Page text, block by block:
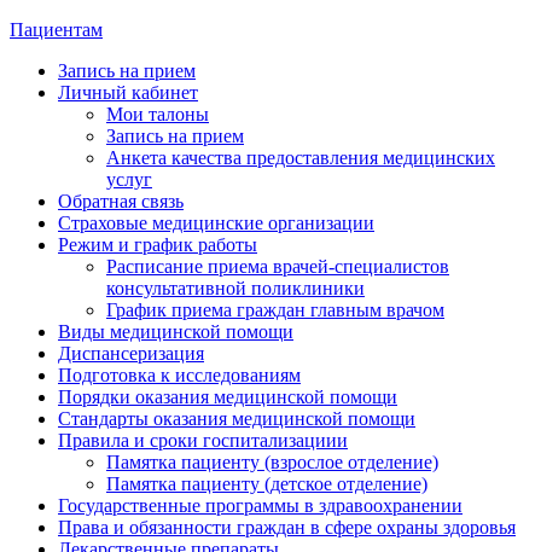
Пациентам
Запись на прием
Личный кабинет
Мои талоны
Запись на прием
Анкета качества предоставления медицинских
услуг
Обратная связь
Страховые медицинские организации
Режим и график работы
Расписание приема врачей-специалистов
консультативной поликлиники
График приема граждан главным врачом
Виды медицинской помощи
Диспансеризация
Подготовка к исследованиям
Порядки оказания медицинской помощи
Стандарты оказания медицинской помощи
Правила и сроки госпитализациии
Памятка пациенту (взрослое отделение)
Памятка пациенту (детское отделение)
Государственные программы в здравоохранении
Права и обязанности граждан в сфере охраны здоровья